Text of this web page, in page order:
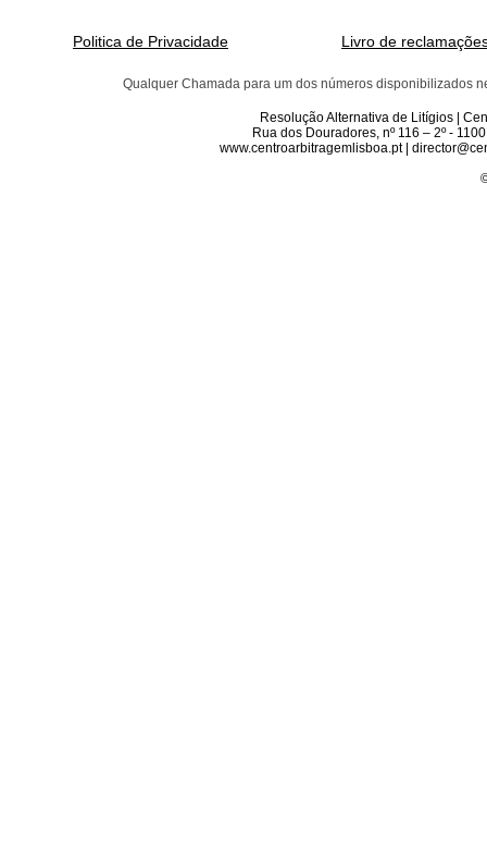
Politica de Privacidade Livro de
Qualquer Chamada para um dos números disponibilizados
Resolução Alternativa de Litígios |
Rua dos Douradores, nº 116 – 2º -
www.centroarbitragemlisboa.pt |